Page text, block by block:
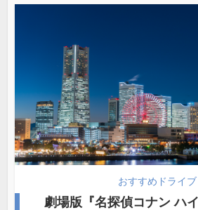
おすすめドライブ
劇場版『名探偵コナン ハ